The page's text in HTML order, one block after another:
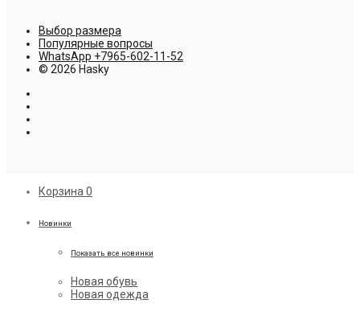
Выбор размера
Популярные вопросы
WhatsApp +7965-602-11-52
© 2026 Hasky
Корзина 0
Новинки
Показать все новинки
Новая обувь
Новая одежда